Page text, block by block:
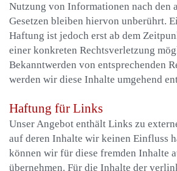
Nutzung von Informationen nach den
Gesetzen bleiben hiervon unberührt.
Haftung ist jedoch erst ab dem
einer konkreten Rechtsverletzung
Bekanntwerden von entsprechenden
werden wir diese Inhalte umgehend
Haftung für Links
Unser Angebot enthält Links zu
auf deren Inhalte wir keinen Einfluss
können wir für diese fremden Inhalte
übernehmen. Für die Inhalte der